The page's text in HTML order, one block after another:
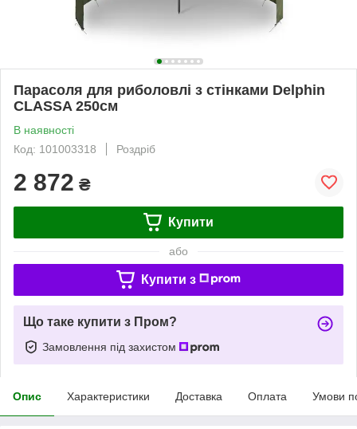
Парасоля для риболовлі з стінками Delphin
CLASSA 250см
В наявності
Код: 101003318
Роздріб
2 872 ₴
Купити
або
Купити з
Що таке купити з Пром?
Замовлення під захистом
Опис Характеристики Доставка Оплата Умови